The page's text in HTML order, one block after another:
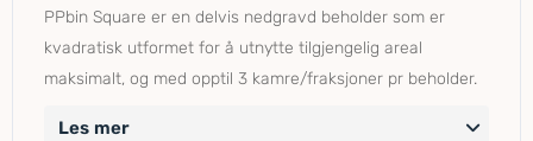
PPbin Square er en delvis nedgravd beholder som er
kvadratisk utformet for å utnytte tilgjengelig areal
maksimalt, og med opptil 3 kamre/fraksjoner pr beholder.
Les mer